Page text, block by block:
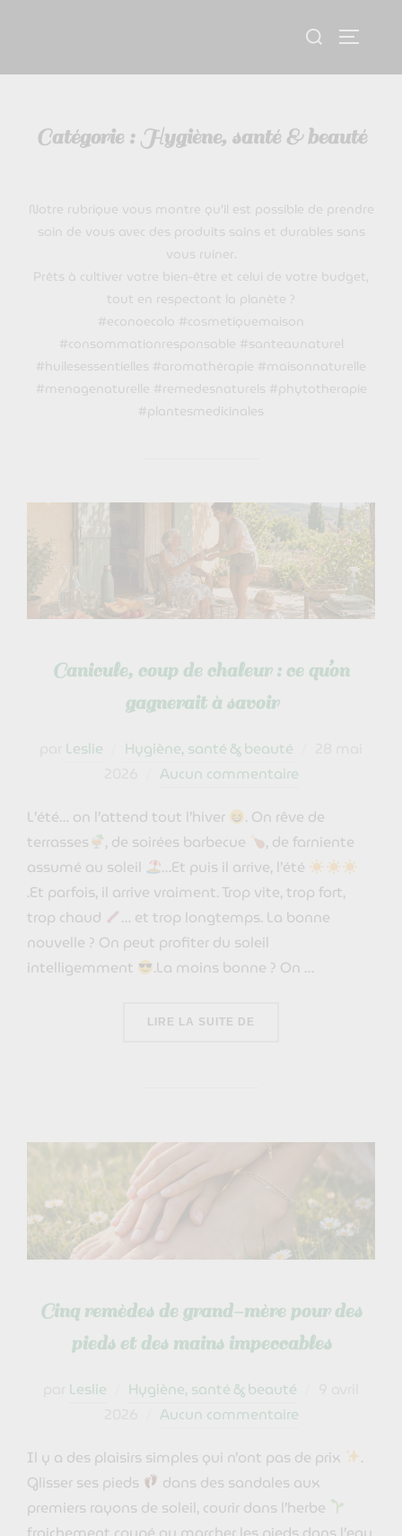
Rechercher :
Catégorie : Hygiène, santé & beauté
Notre rubrique vous montre qu’il est possible de prendre
soin de vous avec des produits sains et durables sans
vous ruiner.
Prêts à cultiver votre bien-être et celui de votre budget,
tout en respectant la planète ?
#econoecolo #cosmetiquemaison
#consommationresponsable #santeaunaturel
#huilesessentielles #aromathérapie #maisonnaturelle
#menagenaturelle #remedesnaturels #phytotherapie
#plantesmedicinales
Canicule, coup de chaleur : ce qu’on
gagnerait à savoir
Leslie Hygiène, santé & beauté
Aucun commentaire
L’été… on l’attend tout l’hiver
. On rêve de
terrasses
, de soirées barbecue
, de farniente
assumé au soleil
…Et puis il arrive, l’été
.Et parfois, il arrive vraiment. Trop vite, trop fort,
trop chaud
… et trop longtemps. La bonne
nouvelle ? On peut profiter du soleil
intelligemment
.La moins bonne ? On …
LIRE LA SUITE DE
Cinq remèdes de grand-mère pour des
pieds et des mains impeccables
Leslie Hygiène, santé & beauté
Aucun commentaire
Il y a des plaisirs simples qui n’ont pas de prix
.
Glisser ses pieds
dans des sandales aux
premiers rayons de soleil, courir dans l’herbe